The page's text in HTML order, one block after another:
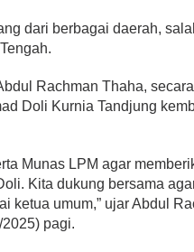
dari berbagai daerah,
Rachman Thaha,
Doli Kurnia Tandjung
Munas LPM agar
Kita dukung bersama
ketua umum,” ujar Abdul
pagi.